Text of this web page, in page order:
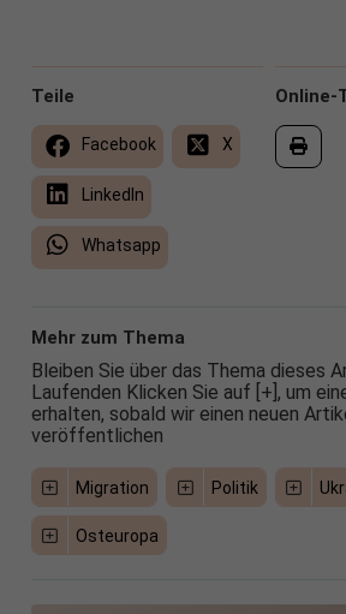
Online-
Teile
Facebook X
LinkedIn
Whatsapp
Mehr zum Thema
Bleiben Sie über das Thema dieses
Laufenden Klicken Sie auf [+], um
erhalten, sobald wir einen neuen
veröffentlichen
Migration Politik
Osteuropa